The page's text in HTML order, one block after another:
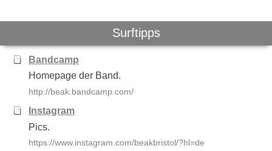
Surftipps
Bandcamp
Homepage der Band.
http://beak.bandcamp.com/
Instagram
Pics.
https://www.instagram.com/beakbristol/?hl=de